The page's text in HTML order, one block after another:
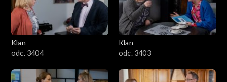
Klan
odc. 3404
Klan
odc. 3403